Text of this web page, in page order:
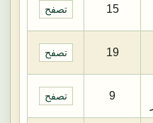
15 تصفح
19 تصفح
9 تصفح